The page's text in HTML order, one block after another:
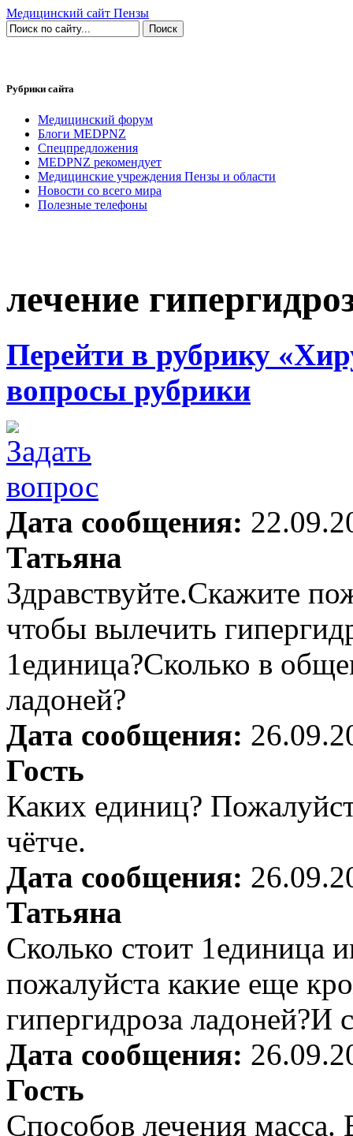
Медицинский сайт Пензы
Рубрики сайта
Медицинский форум
Блоги MEDPNZ
Спецпредложения
MEDPNZ рекомендует
Медицинские учреждения Пензы и области
Новости со всего мира
Полезные телефоны
лечение
Перейти в рубрику
вопросы рубрики
Дата сообщения:
Татьяна
Здравствуйте.Скажите
чтобы вылечить
1единица?Сколько в
ладоней?
Дата сообщения:
Гость
Каких единиц?
чётче.
Дата сообщения:
Татьяна
Сколько стоит 1единица
пожалуйста какие еще
гипергидроза ладоней?И
Дата сообщения:
Гость
Способов лечения